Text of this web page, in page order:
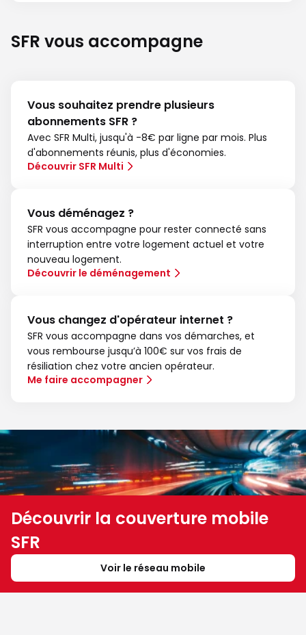
SFR vous accompagne
Vous souhaitez prendre plusieurs
abonnements SFR ?
Avec SFR Multi, jusqu'à -8€ par ligne par mois. Plus
d'abonnements réunis, plus d'économies.
Découvrir SFR Multi
Vous déménagez ?
SFR vous accompagne pour rester connecté sans
interruption entre votre logement actuel et votre
nouveau logement.
Découvrir le déménagement
Vous changez d'opérateur internet ?
SFR vous accompagne dans vos démarches, et
vous rembourse jusqu’à 100€ sur vos frais de
résiliation chez votre ancien opérateur.
Me faire accompagner
Découvrir la couverture mobile
SFR
Voir le réseau mobile